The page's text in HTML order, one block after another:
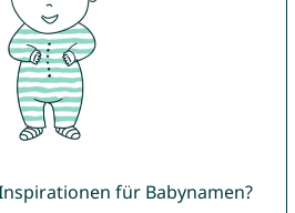
für Babynamen?